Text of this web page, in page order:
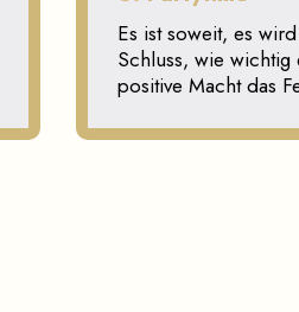
Es ist soweit, es
Schluss, wie
positive Macht das